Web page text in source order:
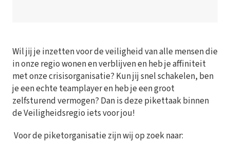
Wil jij je inzetten voor de veiligheid van alle mensen die
in onze regio wonen en verblijven en heb je affiniteit
met onze crisisorganisatie? Kun jij snel schakelen, ben
je een echte teamplayer en heb je een groot
zelfsturend vermogen? Dan is deze pikettaak binnen
de Veiligheidsregio iets voor jou!
Voor de piketorganisatie zijn wij op zoek naar: